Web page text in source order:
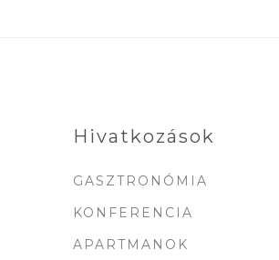
Hivatkozások
GASZTRONÓMIA
KONFERENCIA
APARTMANOK